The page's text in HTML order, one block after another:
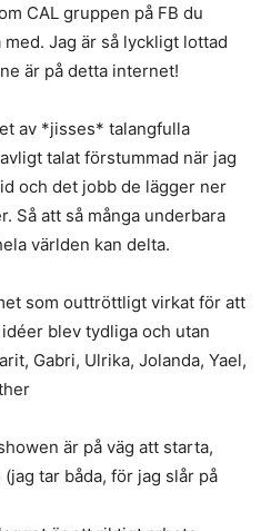
CAL gruppen på FB du
Jag är så lyckligt lottad
är på detta internet!
av *jisses* talangfulla
talat förstummad när jag
och det jobb de lägger ner
Så att så många underbara
världen kan delta.
som outtröttligt virkat för att
blev tydliga och utan
Gabri, Ulrika, Jolanda, Yael,
är på väg att starta,
tar båda, för jag slår på